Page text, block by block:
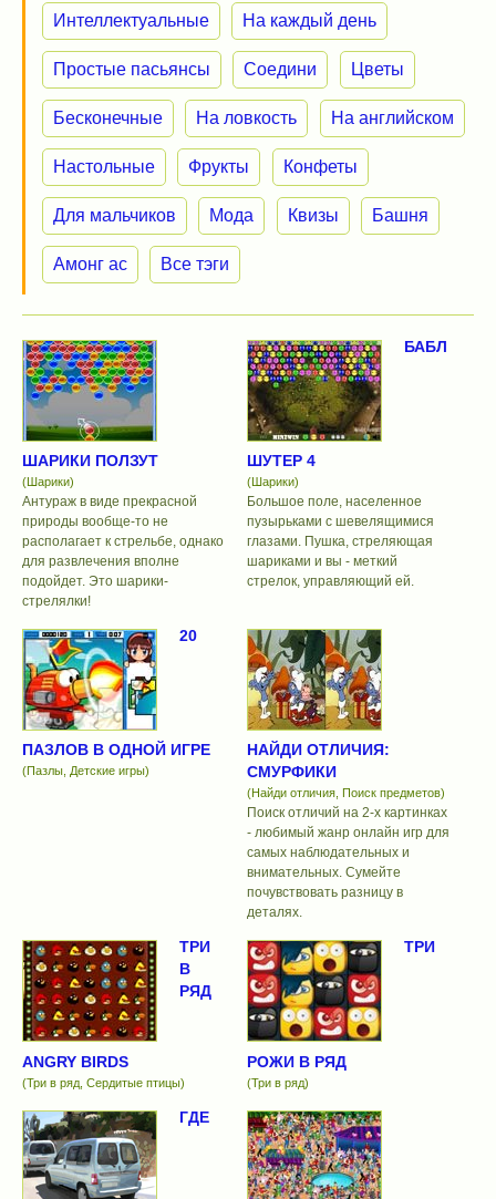
Интеллектуальные На каждый день
Простые пасьянсы Соедини Цветы
Бесконечные На ловкость На английском
Настольные Фрукты Конфеты
Для мальчиков Мода Квизы Башня
Амонг ас Все тэги
ШАРИКИ ПОЛЗУТ
(Шарики)
Антураж в виде прекрасной
природы вообще-то не
располагает к стрельбе, однако
для развлечения вполне
подойдет. Это шарики-
стрелялки!
БАБЛ
ШУТЕР 4
(Шарики)
Большое поле, населенное
пузырьками с шевелящимися
глазами. Пушка, стреляющая
шариками и вы - меткий
стрелок, управляющий ей.
20
ПАЗЛОВ В ОДНОЙ ИГРЕ
(Пазлы, Детские игры)
НАЙДИ ОТЛИЧИЯ:
СМУРФИКИ
(Найди отличия, Поиск предметов)
Поиск отличий на 2-х картинках
- любимый жанр онлайн игр для
самых наблюдательных и
внимательных. Сумейте
почувствовать разницу в
деталях.
ТРИ
В
РЯД
ANGRY BIRDS
(Три в ряд, Сердитые птицы)
ТРИ
РОЖИ В РЯД
(Три в ряд)
ГДЕ